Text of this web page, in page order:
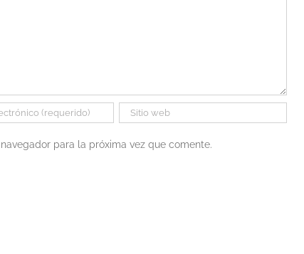
para la próxima vez que comente.